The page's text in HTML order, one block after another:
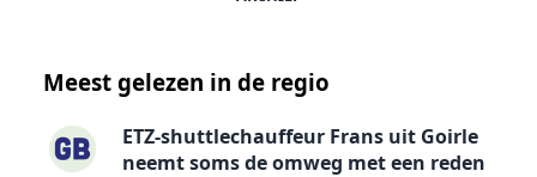
Meest gelezen in de regio
ETZ-shuttlechauffeur Frans uit Goirle
neemt soms de omweg met een reden